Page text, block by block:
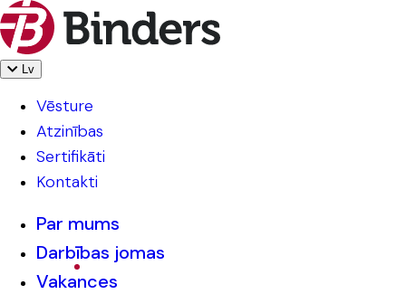
Lv
Vēsture
Atzinības
Sertifikāti
Kontakti
Par mums
Darbības jomas
Vakances